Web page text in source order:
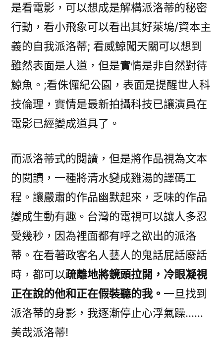
是看電影，可以想成是解構派洛蒂的秘密
行動，看小飛象可以看出其好萊塢/資本主
義的自我派洛蒂; 看威鯨闖天關可以想到
雖然表面是人道，但是實情是非自然對待
鯨魚。;看侏儸紀公園，表面是提醒世人科
技倫理，實情是最新拍攝科技已讓演員在
電影已經變成道具了。
而派洛蒂式的閱讀，但是將作品視為文本
的閱讀，一種將清水變成雞湯的譯碼工
程。讓嚴肅的作品幽默起來，乏味的作品
變成生動有趣。台灣的電視可以讓人多忍
受幾秒，因為裡面都有呼之欲出的派洛
蒂。在看著政客名人藝人的鬼話屁話廢話
時，都可以疏離地將鏡頭拉開，冷眼凝視
正在說的他和正在假裝聽的我。 一旦找到
派洛蒂的身影，我逐漸停止心浮氣躁……
美哉派洛蒂!